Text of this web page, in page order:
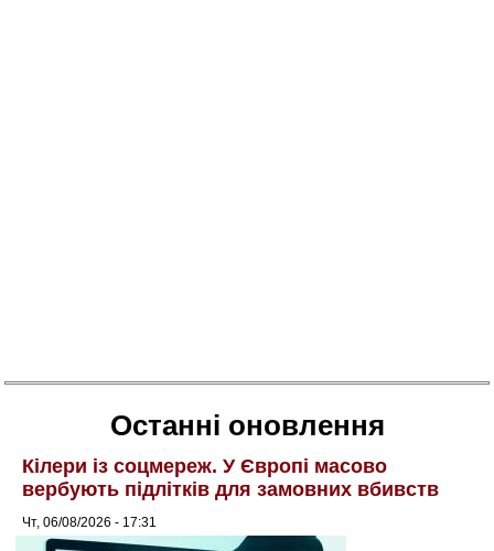
Останні оновлення
Кілери із соцмереж. У Європі масово
вербують підлітків для замовних вбивств
Чт, 06/08/2026 - 17:31